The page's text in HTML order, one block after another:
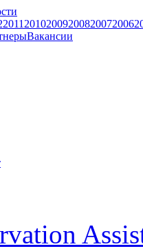
2011 20102009200820072006
Вакансии